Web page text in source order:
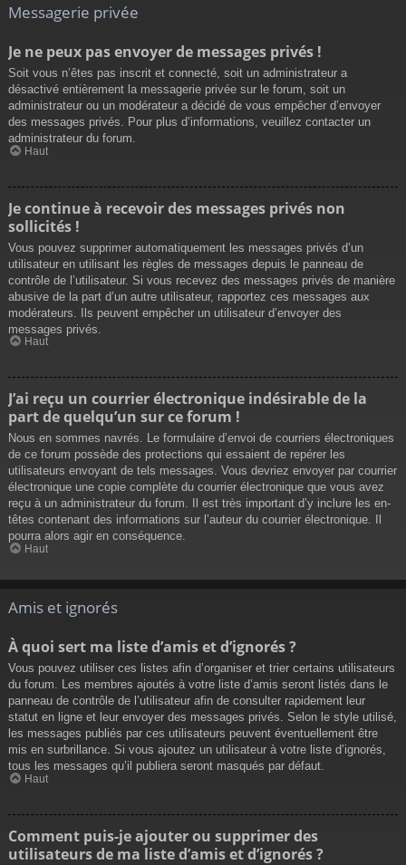
Messagerie privée
Je ne peux pas envoyer de messages privés !
Soit vous n’êtes pas inscrit et connecté, soit un administrateur a
désactivé entièrement la messagerie privée sur le forum, soit un
administrateur ou un modérateur a décidé de vous empêcher d’envoyer
des messages privés. Pour plus d’informations, veuillez contacter un
administrateur du forum.
Haut
Je continue à recevoir des messages privés non
sollicités !
Vous pouvez supprimer automatiquement les messages privés d’un
utilisateur en utilisant les règles de messages depuis le panneau de
contrôle de l’utilisateur. Si vous recevez des messages privés de manière
abusive de la part d’un autre utilisateur, rapportez ces messages aux
modérateurs. Ils peuvent empêcher un utilisateur d’envoyer des
messages privés.
Haut
J’ai reçu un courrier électronique indésirable de la
part de quelqu’un sur ce forum !
Nous en sommes navrés. Le formulaire d’envoi de courriers électroniques
de ce forum possède des protections qui essaient de repérer les
utilisateurs envoyant de tels messages. Vous devriez envoyer par courrier
électronique une copie complète du courrier électronique que vous avez
reçu à un administrateur du forum. Il est très important d’y inclure les en-
têtes contenant des informations sur l’auteur du courrier électronique. Il
pourra alors agir en conséquence.
Haut
Amis et ignorés
À quoi sert ma liste d’amis et d’ignorés ?
Vous pouvez utiliser ces listes afin d’organiser et trier certains utilisateurs
du forum. Les membres ajoutés à votre liste d’amis seront listés dans le
panneau de contrôle de l’utilisateur afin de consulter rapidement leur
statut en ligne et leur envoyer des messages privés. Selon le style utilisé,
les messages publiés par ces utilisateurs peuvent éventuellement être
mis en surbrillance. Si vous ajoutez un utilisateur à votre liste d’ignorés,
tous les messages qu’il publiera seront masqués par défaut.
Haut
Comment puis-je ajouter ou supprimer des
utilisateurs de ma liste d’amis et d’ignorés ?